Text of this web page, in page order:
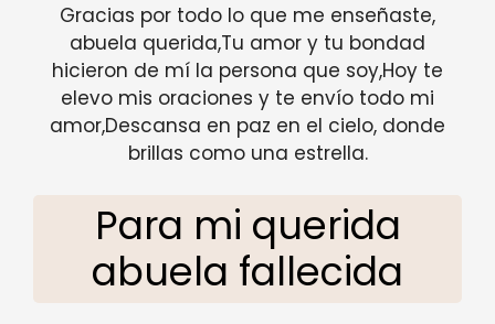
Gracias por todo lo que me enseñaste,
abuela querida,Tu amor y tu bondad
hicieron de mí la persona que soy,Hoy te
elevo mis oraciones y te envío todo mi
amor,Descansa en paz en el cielo, donde
brillas como una estrella.
Para mi querida
abuela fallecida